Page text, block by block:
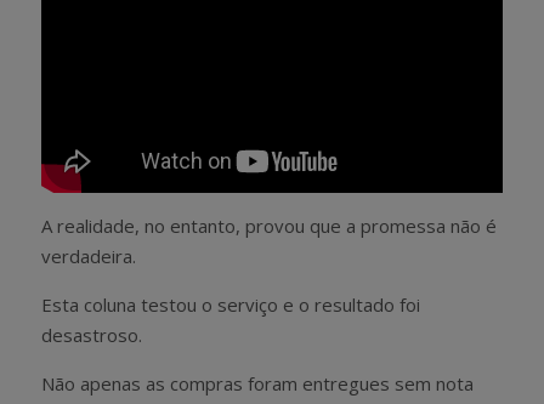
A realidade, no entanto, provou que a promessa não é
verdadeira.
Esta coluna testou o serviço e o resultado foi
desastroso.
Não apenas as compras foram entregues sem nota